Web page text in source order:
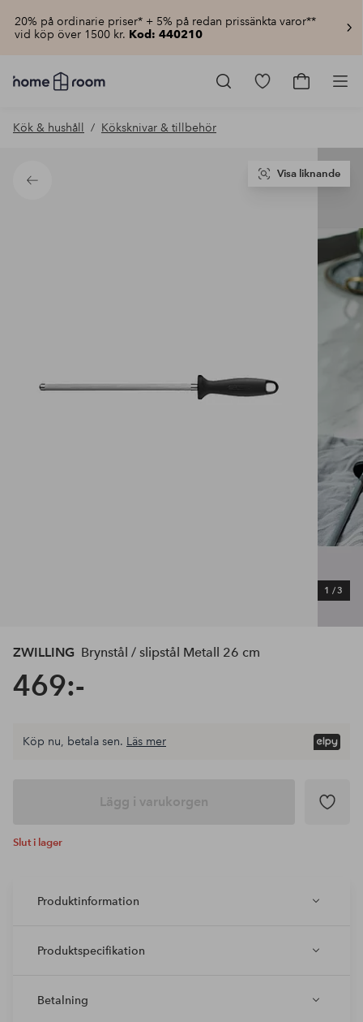
20% på ordinarie priser* + 5% på redan prissänkta varor**
vid köp över 1500 kr. Kod: 440210
Homeroom
–
hemmet
pris
Gå
Gå
Kök & hushåll Köksknivar & tillbehör
Tillbaka
1 /3
Visa liknande
ZWILLING Brynstål / slipstål Metall 26 cm
469:-
Köp nu, betala sen. Läs mer
Lägg i varukorgen
Slut i lager
Produktinformation
Produktspecifikation
Betalning